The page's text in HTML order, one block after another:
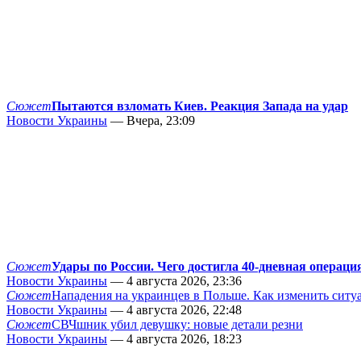
СюжетПытаются взломать Киев. Реакция Запада на удар
Новости Украины — Вчера, 23:09
СюжетУдары по России. Чего достигла 40-дневная
Новости Украины — 4 августа 2026, 23:36
СюжетНападения на украинцев в Польше. Как изменить
Новости Украины — 4 августа 2026, 22:48
СюжетСВЧшник убил девушку: новые детали резни
Новости Украины — 4 августа 2026, 18:23